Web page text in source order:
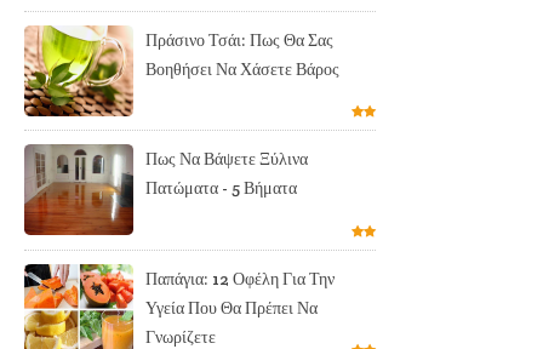
Πράσινο Τσάι: Πως Θα Σας
Βοηθήσει Να Χάσετε Βάρος
Πως Να Βάψετε Ξύλινα
Πατώματα - 5 Βήματα
Παπάγια: 12 Οφέλη Για Την
Υγεία Που Θα Πρέπει Να
Γνωρίζετε